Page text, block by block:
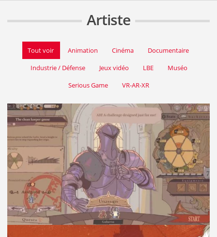
Artiste
Tout voir Animation Cinéma
Documentaire
Industrie / Défense
Jeux vidéo LBE
Muséo
Serious Game
VR-AR-XR